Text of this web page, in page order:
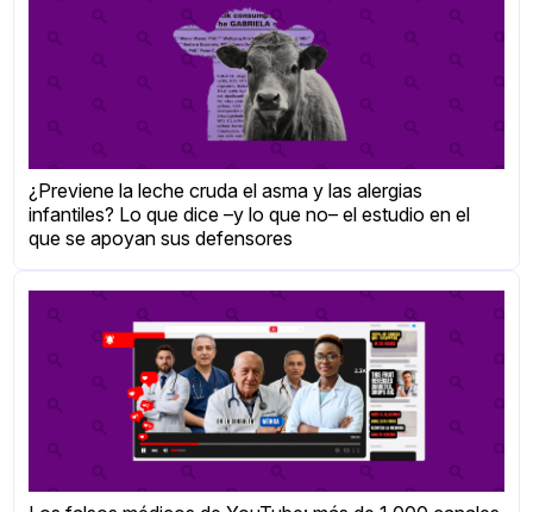
¿Previene la leche cruda el asma y las alergias
infantiles? Lo que dice –y lo que no– el estudio en el
que se apoyan sus defensores